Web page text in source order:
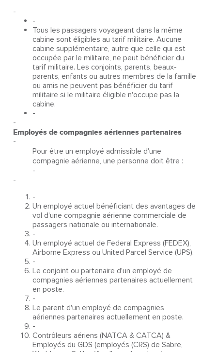
-
-
Tous les passagers voyageant dans la même
cabine sont éligibles au tarif militaire. Aucune
cabine supplémentaire, autre que celle qui est
occupée par le militaire, ne peut bénéficier du
tarif militaire. Les conjoints, parents, beaux-
parents, enfants ou autres membres de la famille
ou amis ne peuvent pas bénéficier du tarif
militaire si le militaire éligible n'occupe pas la
cabine.
-
-
Employés de compagnies aériennes partenaires
-
Pour être un employé admissible d'une
compagnie aérienne, une personne doit être :
-
-
-
Un employé actuel bénéficiant des avantages de
vol d'une compagnie aérienne commerciale de
passagers nationale ou internationale.
-
Un employé actuel de Federal Express (FEDEX),
Airborne Express ou United Parcel Service (UPS).
-
Le conjoint ou partenaire d'un employé de
compagnies aériennes partenaires actuellement
en poste.
-
Le parent d'un employé de compagnies
aériennes partenaires actuellement en poste.
-
Contrôleurs aériens (NATCA & CATCA) &
Employés du GDS (employés (CRS) de Sabre,